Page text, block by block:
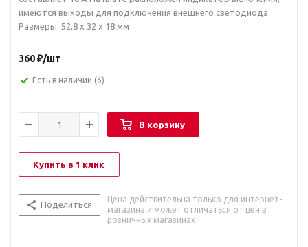
имеются выходы для подключения внешнего светодиода.
Размеры: 52,8 х 32 х 18 мм
360₽/шт
Есть в наличии (6)
В корзину
Купить в 1 клик
Поделиться
Цена действительна только для интернет-
магазина и может отличаться от цен в
розничных магазинах